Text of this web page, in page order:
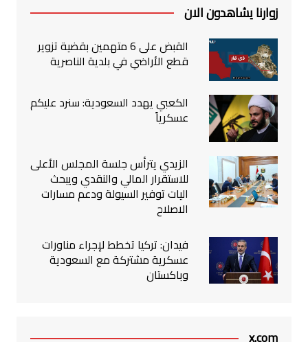
زوارنا يشاهدون الان
القبض على 6 متهمين بقضية تزوير
قطع الأراضي في بلدية الناصرية
الكعبي يهدد السعودية: سنرد عليكم
عسكرياً
الزيدي يترأس جلسة المجلس الأعلى
للاستقرار المالي والنقدي ويبحث
اليات توفير السيولة ودعم مسارات
الاصلاح
فيدان: تركيا تخطط لإجراء مناورات
عسكرية مشتركة مع السعودية
وباكستان